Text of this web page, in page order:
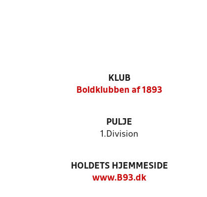
KLUB
Boldklubben af 1893
PULJE
1.Division
HOLDETS HJEMMESIDE
www.B93.dk